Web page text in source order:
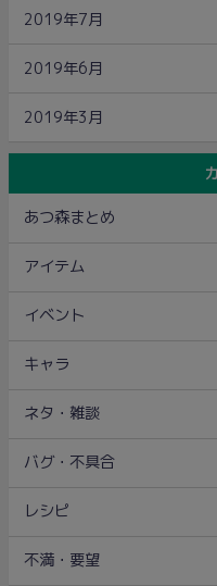
2019年7月
2019年6月
2019年3月
あつ森まとめ
アイテム
イベント
キャラ
ネタ・雑談
バグ・不具合
レシピ
不満・要望